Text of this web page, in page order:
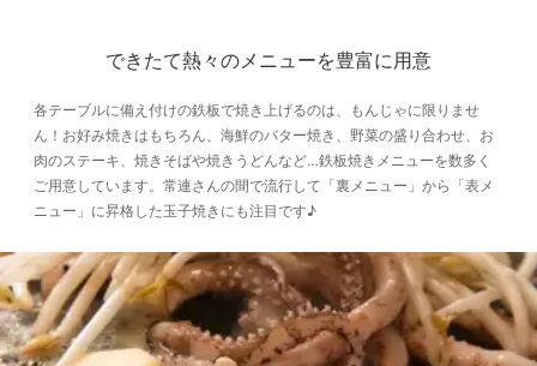
できたて熱々のメニューを豊富に用意
各テーブルに備え付けの鉄板で焼き上げるのは、もんじゃに限りませ
ん！お好み焼きはもちろん、海鮮のバター焼き、野菜の盛り合わせ、お
肉のステーキ、焼きそばや焼きうどんなど…鉄板焼きメニューを数多く
ご用意しています。常連さんの間で流行して「裏メニュー」から「表メ
ニュー」に昇格した玉子焼きにも注目です♪